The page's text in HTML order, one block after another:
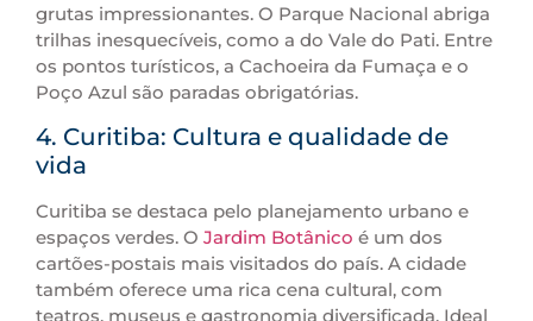
grutas impressionantes. O Parque Nacional abriga
trilhas inesquecíveis, como a do Vale do Pati. Entre
os pontos turísticos, a Cachoeira da Fumaça e o
Poço Azul são paradas obrigatórias.
4. Curitiba: Cultura e qualidade de
vida
Curitiba se destaca pelo planejamento urbano e
espaços verdes. O Jardim Botânico é um dos
cartões-postais mais visitados do país. A cidade
também oferece uma rica cena cultural, com
teatros, museus e gastronomia diversificada. Ideal